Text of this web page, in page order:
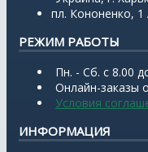
пл. Кононенко,
РЕЖИМ РАБОТЫ
Пн. - Сб. с 8.00
Онлайн-заказы
Условия
ИНФОРМАЦИЯ